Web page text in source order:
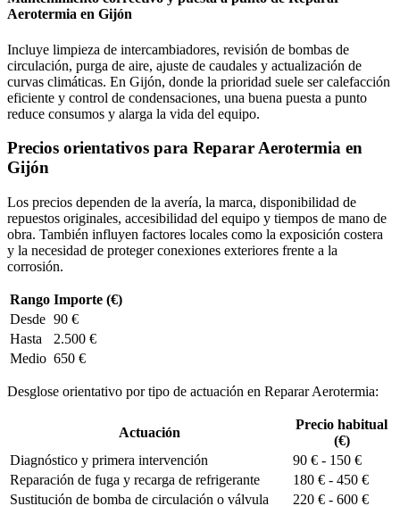
Aerotermia en Gijón
Incluye limpieza de intercambiadores, revisión de bombas de
circulación, purga de aire, ajuste de caudales y actualización de
curvas climáticas. En Gijón, donde la prioridad suele ser calefacción
eficiente y control de condensaciones, una buena puesta a punto
reduce consumos y alarga la vida del equipo.
Precios orientativos para Reparar Aerotermia en
Gijón
Los precios dependen de la avería, la marca, disponibilidad de
repuestos originales, accesibilidad del equipo y tiempos de mano de
obra. También influyen factores locales como la exposición costera
y la necesidad de proteger conexiones exteriores frente a la
corrosión.
Rango Importe (€)
Desde 90 €
Hasta
2.500 €
Medio 650 €
Desglose orientativo por tipo de actuación en Reparar Aerotermia:
Actuación
Precio habitual
(€)
Diagnóstico y primera intervención
90 € - 150 €
Reparación de fuga y recarga de refrigerante
180 € - 450 €
Sustitución de bomba de circulación o válvula
220 € - 600 €